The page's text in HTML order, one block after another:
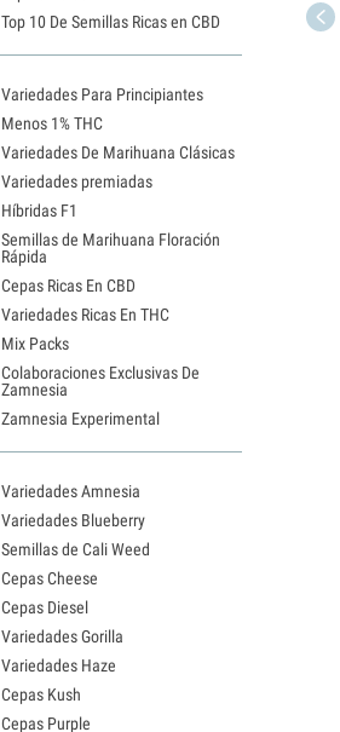
Top 10 De Semillas Ricas en CBD
Variedades Para Principiantes
Menos 1% THC
Variedades De Marihuana Clásicas
Variedades premiadas
Híbridas F1
Semillas de Marihuana Floración
Rápida
Cepas Ricas En CBD
Variedades Ricas En THC
Mix Packs
Colaboraciones Exclusivas De
Zamnesia
Zamnesia Experimental
Variedades Amnesia
Variedades Blueberry
Semillas de Cali Weed
Cepas Cheese
Cepas Diesel
Variedades Gorilla
Variedades Haze
Cepas Kush
Cepas Purple